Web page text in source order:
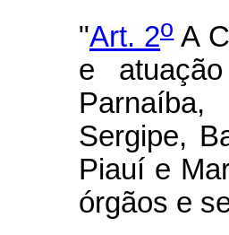
"Art. 2oA
e
Sergipe,
Piauí e
órgãos e